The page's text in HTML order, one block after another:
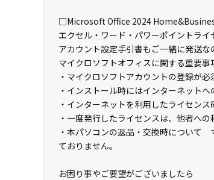
□Microsoft Office 2024
エクセル・ワード・パワーポイントライ
アカウント設定手引書もご一緒に発送な
マイクロソフトオフィスに関する重要事
・マイクロソフトアカウントの登録が
・インストール時にはインターネットへ
・インターネットを利用したライセンス
・一度発行したライセンスは、他者への
・本パソコンの返品・交換時について
ておりません。
お困り事やご要望がございましたら